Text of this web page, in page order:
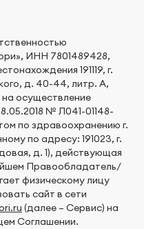
ИНН 7801489428,
191119, г.
д. 40-44, литр. А,
на осуществление
№ Л041-01148-
по здравоохранению г.
по адресу: 191023, г.
д. 1), действующая
Правообладатель/
физическому лицу
сайт в сети
(далее – Сервис) на
Соглашении.